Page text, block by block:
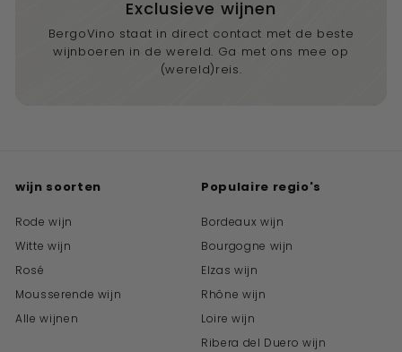
Exclusieve wijnen
BergoVino staat in direct contact met de beste
wijnboeren in de wereld. Ga met ons mee op
(wereld)reis.
wijn soorten
Rode wijn
Witte wijn
Rosé
Mousserende wijn
Alle wijnen
Populaire regio's
Bordeaux wijn
Bourgogne wijn
Elzas wijn
Rhône wijn
Loire wijn
Ribera del Duero wijn